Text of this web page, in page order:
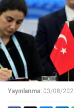
Yayınlanma: 03/08/